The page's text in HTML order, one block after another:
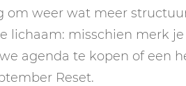
weer wat meer
lichaam: misschien merk
agenda te kopen of een
Reset.